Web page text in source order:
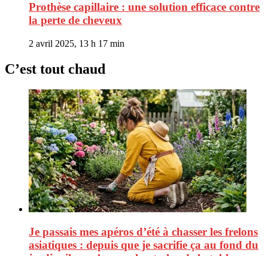
Prothèse capillaire : une solution efficace contre
la perte de cheveux
2 avril 2025, 13 h 17 min
C’est tout chaud
Je passais mes apéros d’été à chasser les frelons
asiatiques : depuis que je sacrifie ça au fond du